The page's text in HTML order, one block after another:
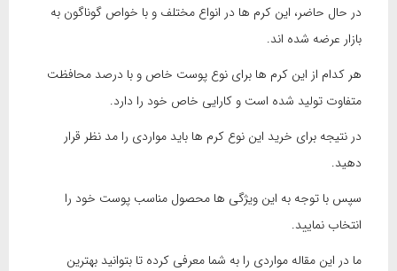
در حال حاضر، این کرم ها در انواع مختلف و با خواص گوناگون به
بازار عرضه شده اند.
هر کدام از این کرم ها برای نوع پوست خاص و با درصد محافظت
متفاوت تولید شده است و کارایی خاص خود را دارد.
در نتیجه برای خرید این نوع کرم ها باید مواردی را مد نظر قرار
دهید.
سپس با توجه به این ویژگی ها محصول مناسب پوست خود را
انتخاب نمایید.
ما در این مقاله مواردی را به شما معرفی کرده تا بتوانید بهترین